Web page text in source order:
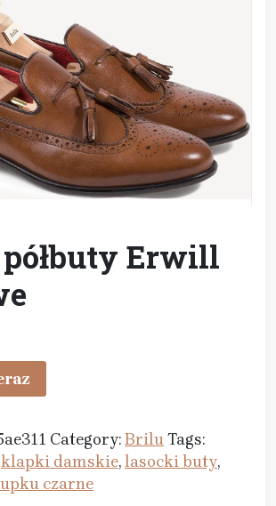
Erwill
Category:BriluTags:
klapki damskie,lasocki buty,
czarne